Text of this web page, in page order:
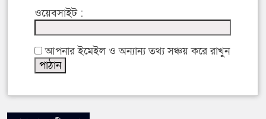
ওয়েবসাইট :
আপনার ইমেইল ও অন্যান্য তথ্য সঞ্চয় করে রাখুন